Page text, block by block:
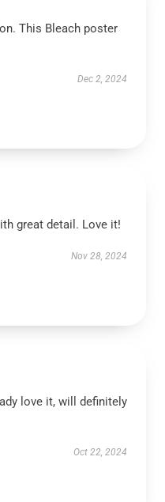
This Bleach poster
Dec 2, 2024
great detail. Love it!
Nov 28, 2024
love it, will definitely
Oct 22, 2024